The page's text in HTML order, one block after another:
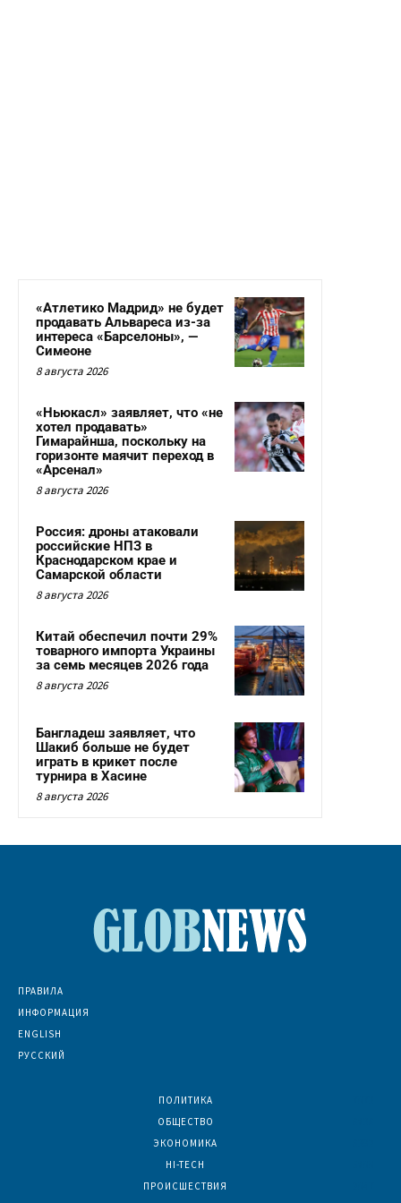
«Атлетико Мадрид» не будет
продавать Альвареса из-за
интереса «Барселоны», —
Симеоне
8 августа 2026
«Ньюкасл» заявляет, что «не
хотел продавать»
Гимарайнша, поскольку на
горизонте маячит переход в
«Арсенал»
8 августа 2026
Россия: дроны атаковали
российские НПЗ в
Краснодарском крае и
Самарской области
8 августа 2026
Китай обеспечил почти 29%
товарного импорта Украины
за семь месяцев 2026 года
8 августа 2026
Бангладеш заявляет, что
Шакиб больше не будет
играть в крикет после
турнира в Хасине
8 августа 2026
ПРАВИЛА
ИНФОРМАЦИЯ
ENGLISH
РУССКИЙ
ПОЛИТИКА
ОБЩЕСТВО
ЭКОНОМИКА
HI-TECH
ПРОИСШЕСТВИЯ